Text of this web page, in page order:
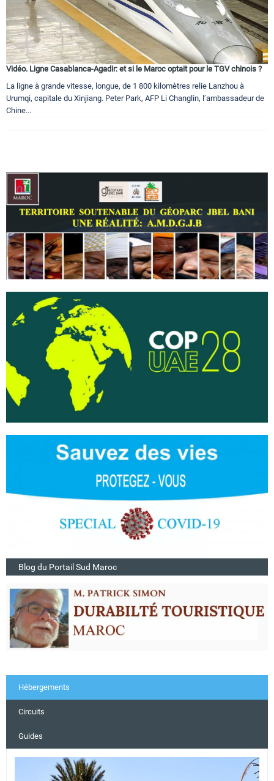
Circuits touristiques
Tourisme
Régions
Evenements
Contact
Vidéo. Ligne Casablanca-Agadir: et si le Maroc optait pour le TGV chinois ?
La ligne à grande vitesse, longue, de 1 800 kilomètres relie Lanzhou à
Urumqi, capitale du Xinjiang. Peter Park, AFP Li Changlin, l’ambassadeur de
Chine...
Blog du Portail Sud Maroc
Hébergements
Circuits
Guides